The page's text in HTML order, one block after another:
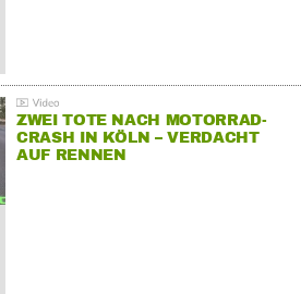
ZWEI TOTE NACH MOTORRAD-
CRASH IN KÖLN – VERDACHT
AUF RENNEN